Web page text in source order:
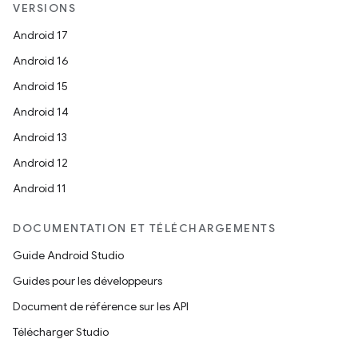
VERSIONS
Android 17
Android 16
Android 15
Android 14
Android 13
Android 12
Android 11
DOCUMENTATION ET TÉLÉCHARGEMENTS
Guide Android Studio
Guides pour les développeurs
Document de référence sur les API
Télécharger Studio